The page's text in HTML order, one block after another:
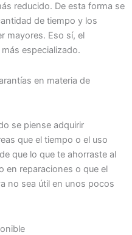
reducido. De esta forma se
de tiempo y los
mayores. Eso sí, el
especializado.
en materia de
se piense adquirir
que el tiempo o el uso
que lo que te ahorraste al
en reparaciones o que el
no sea útil en unos pocos